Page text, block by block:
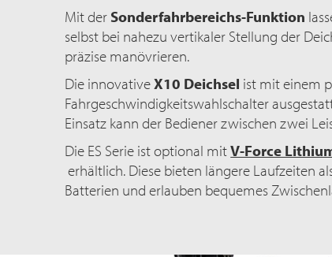
Mit der Sonderfahrbereichs-Funktion
selbst bei nahezu vertikaler Stellung der
präzise manövrieren.
Die innovativeX10 Deichsel ist mit einem
Fahrgeschwindigkeitswahlschalter
Einsatz kann der Bediener zwischen zwei
Die ES Serie ist optional mitV-Force
erhältlich. Diese bieten längere Laufzeiten
Batterien und erlauben bequemes